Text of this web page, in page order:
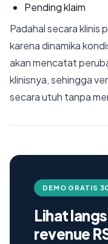
Pending klaim
Padahal secara klinis
karena dinamika
akan mencatat
klinisnya, sehingga
secara utuh tanpa
DEMO GRATIS
Lihat
revenue